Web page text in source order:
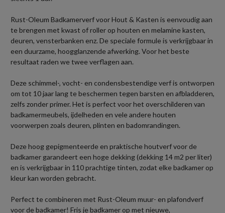
Rust-Oleum Badkamerverf voor Hout & Kasten is eenvoudig aan
te brengen met kwast of roller op houten en melamine kasten,
deuren, vensterbanken enz. De speciale formule is verkrijgbaar in
een duurzame, hoogglanzende afwerking. Voor het beste
resultaat raden we twee verflagen aan.
Deze schimmel-, vocht- en condensbestendige verf is ontworpen
om tot 10 jaar lang te beschermen tegen barsten en afbladderen,
zelfs zonder primer. Het is perfect voor het overschilderen van
badkamermeubels, ijdelheden en vele andere houten
voorwerpen zoals deuren, plinten en badomrandingen.
Deze hoog gepigmenteerde en praktische houtverf voor de
badkamer garandeert een hoge dekking (dekking 14 m2 per liter)
en is verkrijgbaar in 110 prachtige tinten, zodat elke badkamer op
kleur kan worden gebracht.
Perfect te combineren met Rust-Oleum muur- en plafondverf
voor de badkamer! Fris je badkamer op met nieuwe,